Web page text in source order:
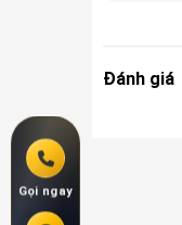
Đánh giá
Gọi ngay